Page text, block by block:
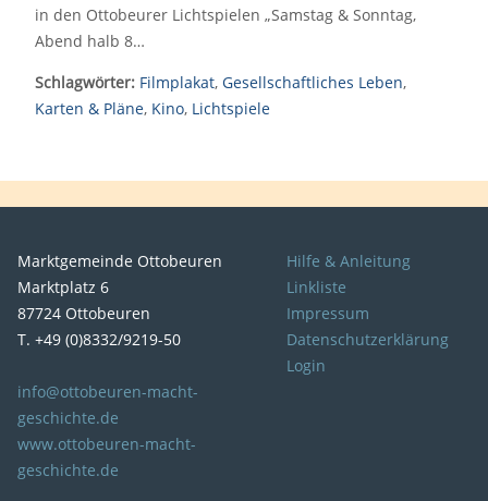
in den Ottobeurer Lichtspielen „Samstag & Sonntag,
Abend halb 8…
Schlagwörter: Filmplakat, Gesellschaftliches Leben,
Karten & Pläne, Kino, Lichtspiele
Marktgemeinde Ottobeuren
Marktplatz 6
87724 Ottobeuren
T. +49 (0)8332/9219-50
info@ottobeuren-macht-
geschichte.de
www.ottobeuren-macht-
geschichte.de
Hilfe & Anleitung
Linkliste
Impressum
Datenschutzerklärung
Login